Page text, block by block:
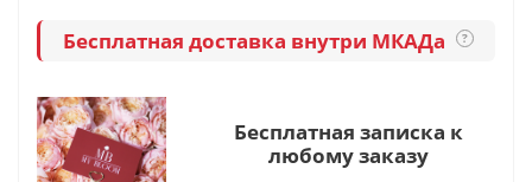
Бесплатная доставка внутри МКАДа ?
Бесплатная записка к
любому заказу